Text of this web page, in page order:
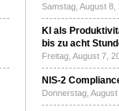
Samstag, August
KI als
bis zu acht
Freitag, August 7,
NIS-2
Donnerstag,